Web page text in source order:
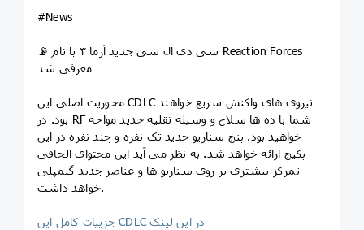
#News
📡 سی دی ال سی جدید آرما ۳ با نام Reaction Forces
معرفی شد
محوریت اصلی این CDLC نیروی های واکنش سریع خواهند
بود. در RF شما با ده ها سلاح و وسیله نقلیه جدید مواجه
خواهید بود. پنج سناریو جدید تک نفره و چند نفره در این
پکیج ارائه خواهد شد. به نظر می آید این محتوای الحاقی
تمرکز بیشتری بر روی سناریو ها و عناصر جدید گیمپلی
خواهد داشت.
جزییات کامل این CDLC در این لینک